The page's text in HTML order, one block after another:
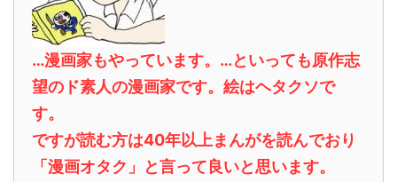
…漫画家もやっています。…といっても原作志
望のド素人の漫画家です。絵はヘタクソで
す。
ですが読む方は40年以上まんがを読んでおり
「漫画オタク」と言って良いと思います。